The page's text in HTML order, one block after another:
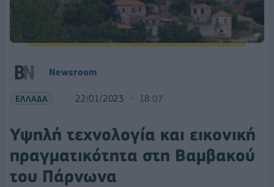
Newsroom
ΕΛΛΑΔΑ 22/01/2023 18:07
Υψηλή τεχνολογία και εικονική
πραγματικότητα στη Βαμβακού
του Πάρνωνα